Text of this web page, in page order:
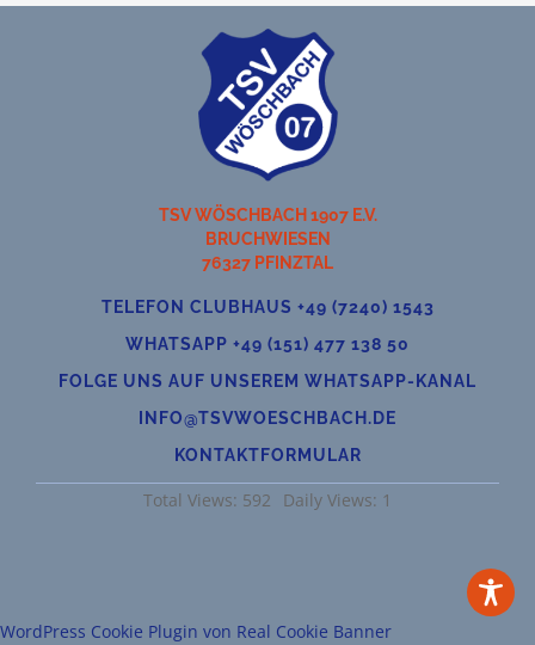
TSV WÖSCHBACH 1907 E.V.
BRUCHWIESEN
76327 PFINZTAL
TELEFON CLUBHAUS +49 (7240) 1543
WHATSAPP +49 (151) 477 138 50
FOLGE UNS AUF UNSEREM WHATSAPP-KANAL
INFO@TSVWOESCHBACH.DE
KONTAKTFORMULAR
Total Views: 592 Daily Views: 1
WordPress Cookie Plugin von Real Cookie Banner